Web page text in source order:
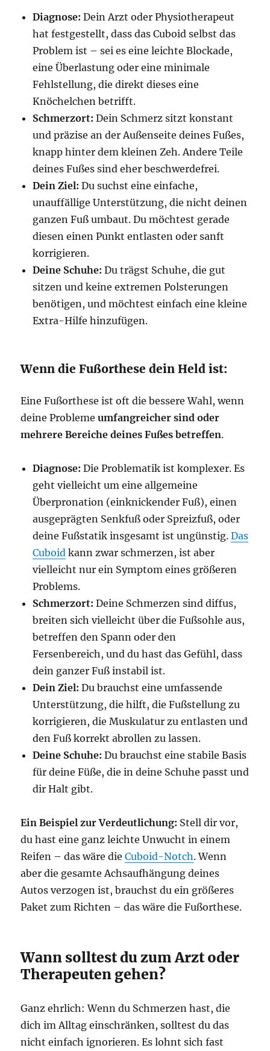
Diagnose: Dein Arzt oder Physiotherapeut
hat festgestellt, dass das Cuboid selbst das
Problem ist – sei es eine leichte Blockade,
eine Überlastung oder eine minimale
Fehlstellung, die direkt dieses eine
Knöchelchen betrifft.
Schmerzort: Dein Schmerz sitzt konstant
und präzise an der Außenseite deines Fußes,
knapp hinter dem kleinen Zeh. Andere Teile
deines Fußes sind eher beschwerdefrei.
Dein Ziel: Du suchst eine einfache,
unauffällige Unterstützung, die nicht deinen
ganzen Fuß umbaut. Du möchtest gerade
diesen einen Punkt entlasten oder sanft
korrigieren.
Deine Schuhe: Du trägst Schuhe, die gut
sitzen und keine extremen Polsterungen
benötigen, und möchtest einfach eine kleine
Extra-Hilfe hinzufügen.
Wenn die Fußorthese dein Held ist:
Eine Fußorthese ist oft die bessere Wahl, wenn
deine Problemeumfangreicher sind oder
mehrere Bereiche deines Fußes betreffen.
Diagnose: Die Problematik ist komplexer. Es
geht vielleicht um eine allgemeine
Überpronation (einknickender Fuß), einen
ausgeprägten Senkfuß oder Spreizfuß, oder
deine Fußstatik insgesamt ist ungünstig.Das
Cuboid kann zwar schmerzen, ist aber
vielleicht nur ein Symptom eines größeren
Problems.
Schmerzort: Deine Schmerzen sind diffus,
breiten sich vielleicht über die Fußsohle aus,
betreffen den Spann oder den
Fersenbereich, und du hast das Gefühl, dass
dein ganzer Fuß instabil ist.
Dein Ziel: Du brauchst eine umfassende
Unterstützung, die hilft, die Fußstellung zu
korrigieren, die Muskulatur zu entlasten und
den Fuß korrekt abrollen zu lassen.
Deine Schuhe: Du brauchst eine stabile Basis
für deine Füße, die in deine Schuhe passt und
dir Halt gibt.
Ein Beispiel zur Verdeutlichung: Stell dir vor,
du hast eine ganz leichte Unwucht in einem
Reifen – das wäre dieCuboid-Notch. Wenn
aber die gesamte Achsaufhängung deines
Autos verzogen ist, brauchst du ein größeres
Paket zum Richten – das wäre die Fußorthese.
Wann solltest du zum Arzt oder
Therapeuten gehen?
Ganz ehrlich: Wenn du Schmerzen hast, die
dich im Alltag einschränken, solltest du das
nicht einfach ignorieren. Es lohnt sich fast